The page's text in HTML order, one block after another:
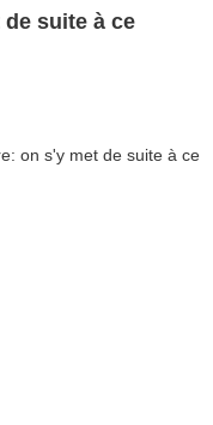
suite à ce